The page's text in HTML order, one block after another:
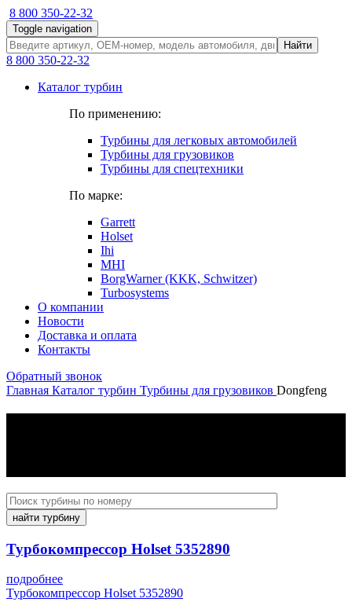
8 800 350-22-32
Toggle navigation
Найти
8 800 350-22-32
Каталог турбин
По применению:
Турбины для легковых автомобилей
Турбины для грузовиков
Турбины для спецтехники
По марке:
Garrett
Holset
Ihi
MHI
BorgWarner (KKK, Schwitzer)
Turbosystems
О компании
Новости
Доставка и оплата
Контакты
Обратный звонок
Главная Каталог турбин Турбины для грузовиков Dongfeng
найти турбину
Турбокомпрессор Holset 5352890
подробнее
Турбокомпрессор Holset 5352890